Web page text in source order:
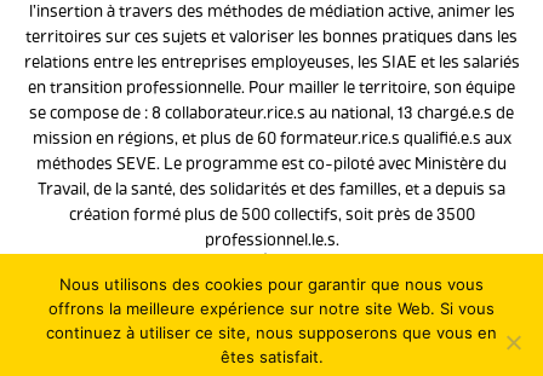
l’insertion à travers des méthodes de médiation active, animer les
territoires sur ces sujets et valoriser les bonnes pratiques dans les
relations entre les entreprises employeuses, les SIAE et les salariés
en transition professionnelle. Pour mailler le territoire, son équipe
se compose de : 8 collaborateur.rice.s au national, 13 chargé.e.s de
mission en régions, et plus de 60 formateur.rice.s qualifié.e.s aux
méthodes SEVE. Le programme est co-piloté avec Ministère du
Travail, de la santé, des solidarités et des familles, et a depuis sa
création formé plus de 500 collectifs, soit près de 3500
professionnel.le.s.
Le programme
Contact
Copyright 2026 - Site réalisé parl'agence web LATELIER
Mentions légales
Nous utilisons des cookies pour garantir que nous vous
offrons la meilleure expérience sur notre site Web. Si vous
continuez à utiliser ce site, nous supposerons que vous en
êtes satisfait.